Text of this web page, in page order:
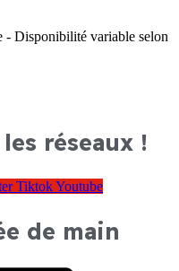
Disponibilité variable selon
réseaux !
TiktokYoutube
de main